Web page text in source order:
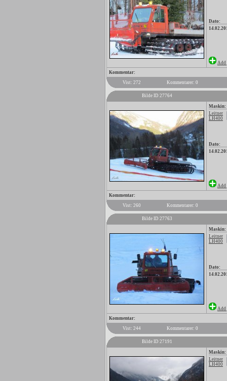
Dato:
Add
Kommentar:
Vist: 272
Kommentarer: 0
Bilde ID 27764
Maskin:
Leitner
LH400
Dato:
Add
Kommentar:
Vist: 260
Kommentarer: 0
Bilde ID 27763
Maskin:
Leitner
LH400
Dato:
Add
Kommentar:
Vist: 244
Kommentarer: 0
Bilde ID 27191
Maskin:
Leitner
LH400